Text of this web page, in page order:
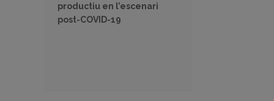
productiu en l’escenari
post-COVID-19